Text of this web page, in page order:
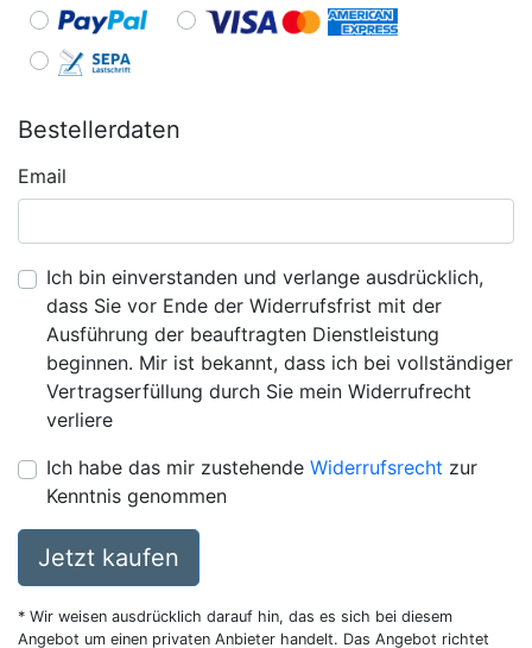
Bestellerdaten
Email
Ich bin einverstanden und verlange ausdrücklich,
dass Sie vor Ende der Widerrufsfrist mit der
Ausführung der beauftragten Dienstleistung
beginnen. Mir ist bekannt, dass ich bei vollständiger
Vertragserfüllung durch Sie mein Widerrufrecht
verliere
Ich habe das mir zustehende Widerrufsrecht zur
Kenntnis genommen
Jetzt kaufen
* Wir weisen ausdrücklich darauf hin, das es sich bei diesem
Angebot um einen privaten Anbieter handelt. Das Angebot richtet